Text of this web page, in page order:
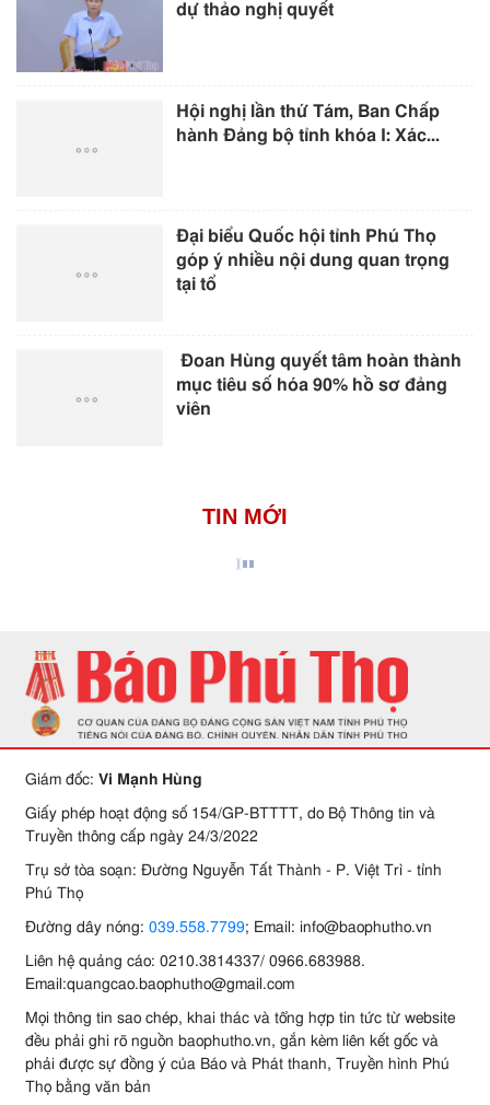
dự thảo nghị quyết
Hội nghị lần thứ Tám, Ban Chấp
hành Đảng bộ tỉnh khóa I: Xác...
Đại biểu Quốc hội tỉnh Phú Thọ
góp ý nhiều nội dung quan trọng
tại tổ
Đoan Hùng quyết tâm hoàn thành
mục tiêu số hóa 90% hồ sơ đảng
viên
TIN MỚI
Giám đốc: Vi Mạnh Hùng
Giấy phép hoạt động số 154/GP-BTTTT, do Bộ Thông tin và
Truyền thông cấp ngày 24/3/2022
Trụ sở tòa soạn: Đường Nguyễn Tất Thành - P. Việt Trì - tỉnh
Phú Thọ
Đường dây nóng: 039.558.7799; Email: info@baophutho.vn
Liên hệ quảng cáo: 0210.3814337/ 0966.683988.
Email:quangcao.baophutho@gmail.com
Mọi thông tin sao chép, khai thác và tổng hợp tin tức từ website
đều phải ghi rõ nguồn baophutho.vn, gắn kèm liên kết gốc và
phải được sự đồng ý của Báo và Phát thanh, Truyền hình Phú
Thọ bằng văn bản